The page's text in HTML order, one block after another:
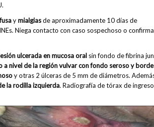
ymialgiasde aproximadamente 10 días de
Niega contacto con caso sospechoso o
ulcerada en mucosa oral sin fondo de fibrina
a nivel de la región vulvar con fondo seroso y borde
y otras 2 úlceras de 5 mm de diámetros.
la rodilla izquierda. Radiografía de tórax de ingreso